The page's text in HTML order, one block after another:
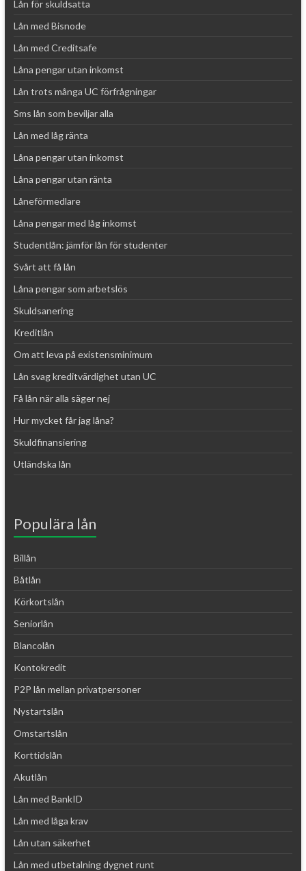
Lån för skuldsatta
Lån med Bisnode
Lån med Creditsafe
Låna pengar utan inkomst
Lån trots många UC förfrågningar
Sms lån som beviljar alla
Lån med låg ränta
Låna pengar utan inkomst
Låna pengar utan ränta
Låneförmedlare
Låna pengar med låg inkomst
Studentlån: jämför lån för studenter
Svårt att få lån
Låna pengar som arbetslös
Skuldsanering
Kreditlån
Om att leva på existensminimum
Lån svag kreditvärdighet utan UC
Få lån när alla säger nej
Hur mycket får jag låna?
Skuldfinansiering
Utländska lån
Populära lån
Billån
Båtlån
Körkortslån
Seniorlån
Blancolån
Kontokredit
P2P lån mellan privatpersoner
Nystartslån
Omstartslån
Korttidslån
Akutlån
Lån med BankID
Lån med låga krav
Lån utan säkerhet
Lån med utbetalning dygnet runt